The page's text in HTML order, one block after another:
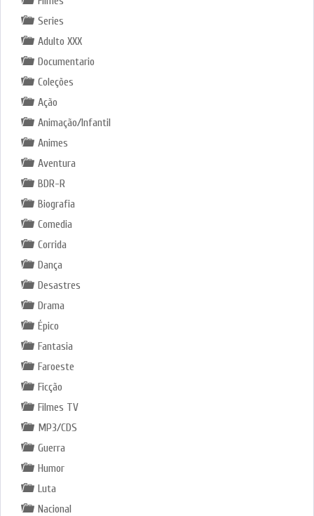
Series
Adulto XXX
Documentario
Coleções
Ação
Animação/Infantil
Animes
Aventura
BDR-R
Biografia
Comedia
Corrida
Dança
Desastres
Drama
Épico
Fantasia
Faroeste
Ficção
Filmes TV
MP3/CDS
Guerra
Humor
Luta
Nacional